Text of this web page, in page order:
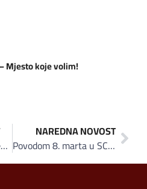
Mjesto koje volim!
Osmomartovsko druženje u SCC-u: “Vispak poklanja damama”
NAREDNA NOVOST
Povodom 8. marta u SCC-u upriličeno druženje “Vispak poklanja damama”